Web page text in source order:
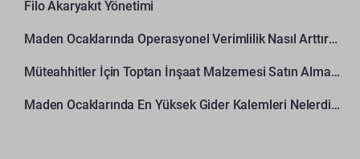
Filo Akaryakıt Yönetimi
Maden Ocaklarında Operasyonel Verimlilik Nasıl Arttırılır?
Müteahhitler İçin Toptan İnşaat Malzemesi Satın Alma Rehberi
Maden Ocaklarında En Yüksek Gider Kalemleri Nelerdir?